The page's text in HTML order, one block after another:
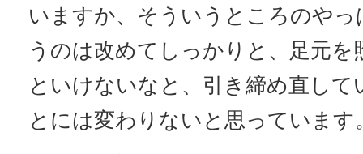
いますか、そういうところのやっ
うのは改めてしっかりと、足元
といけないなと、引き締め直し
とには変わりないと思っています